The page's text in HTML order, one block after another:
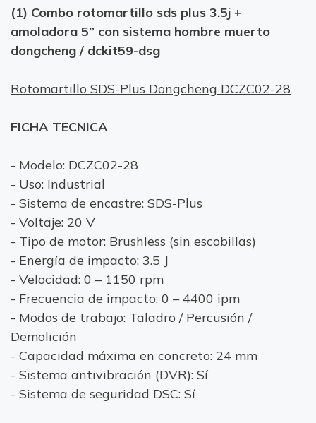
(1) Combo rotomartillo sds plus 3.5j +
amoladora 5” con sistema hombre muerto
dongcheng / dckit59-dsg
Rotomartillo SDS-Plus Dongcheng DCZC02-28
FICHA TECNICA
- Modelo: DCZC02-28
- Uso: Industrial
- Sistema de encastre: SDS-Plus
- Voltaje: 20 V
- Tipo de motor: Brushless (sin escobillas)
- Energía de impacto: 3.5 J
- Velocidad: 0 – 1150 rpm
- Frecuencia de impacto: 0 – 4400 ipm
- Modos de trabajo: Taladro / Percusión /
Demolición
- Capacidad máxima en concreto: 24 mm
- Sistema antivibración (DVR): Sí
- Sistema de seguridad DSC: Sí